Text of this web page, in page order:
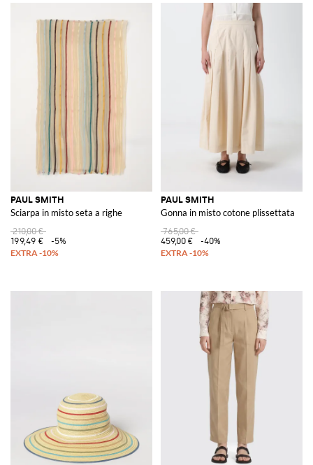
PAUL SMITH
Sciarpa in misto seta a righe
210,00 €
199,49 €
-5%
PAUL SMITH
Gonna in misto cotone plissettata
765,00 €
459,00 €
-40%